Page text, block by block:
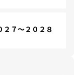
７～２０２８